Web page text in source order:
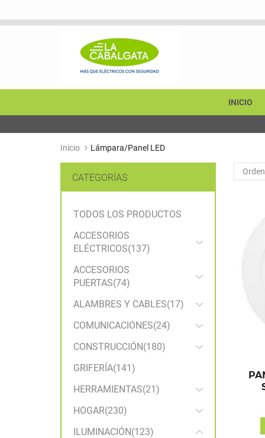
INICIO
Inicio Lámpara/Panel LED
CATEGORÍAS
TODOS LOS PRODUCTOS
ACCESORIOS
ELÉCTRICOS(137)
ACCESORIOS
PUERTAS(74)
ALAMBRES Y CABLES(17)
COMUNICACIONES(24)
CONSTRUCCIÓN(180)
GRIFERÍA(141)
HERRAMIENTAS(21)
HOGAR(230)
ILUMINACIÓN(123)